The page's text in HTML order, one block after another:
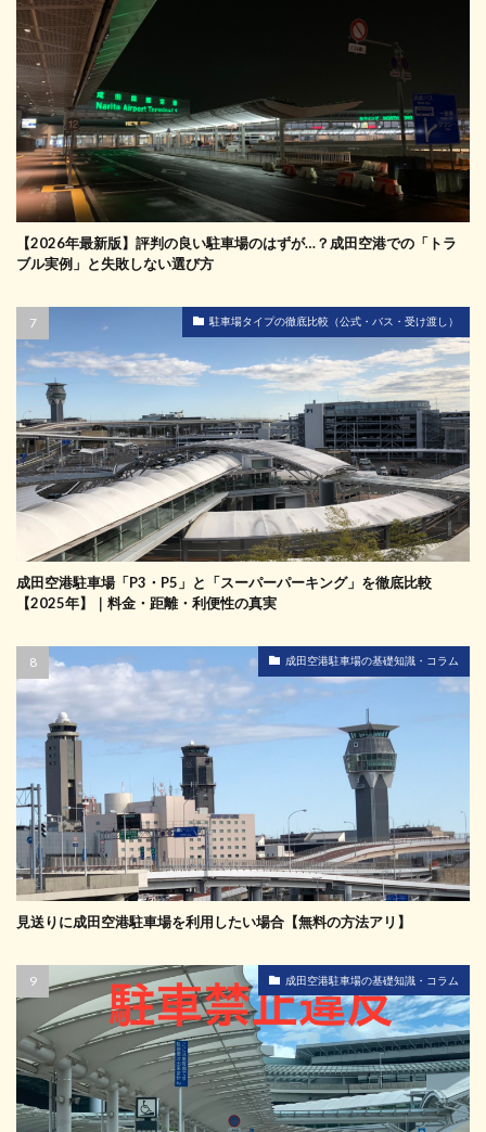
【2026年最新版】評判の良い駐車場のはずが…？成田空港での「トラ
ブル実例」と失敗しない選び方
駐車場タイプの徹底比較（公式・バス・受け渡し）
成田空港駐車場「P3・P5」と「スーパーパーキング」を徹底比較
【2025年】｜料金・距離・利便性の真実
成田空港駐車場の基礎知識・コラム
見送りに成田空港駐車場を利用したい場合【無料の方法アリ】
成田空港駐車場の基礎知識・コラム